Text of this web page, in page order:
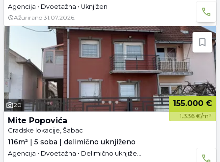
Agencija • Dvoetažna • Uknjižen
Ažurirano 31.07.2026.
20 155.000 €
1.336 €/m²
Mite Popovića
Gradske lokacije, Šabac
116m² | 5 soba | delimično uknjiženo
Agencija • Dvoetažna • Delimično uknjižen • Namešteno • Parking